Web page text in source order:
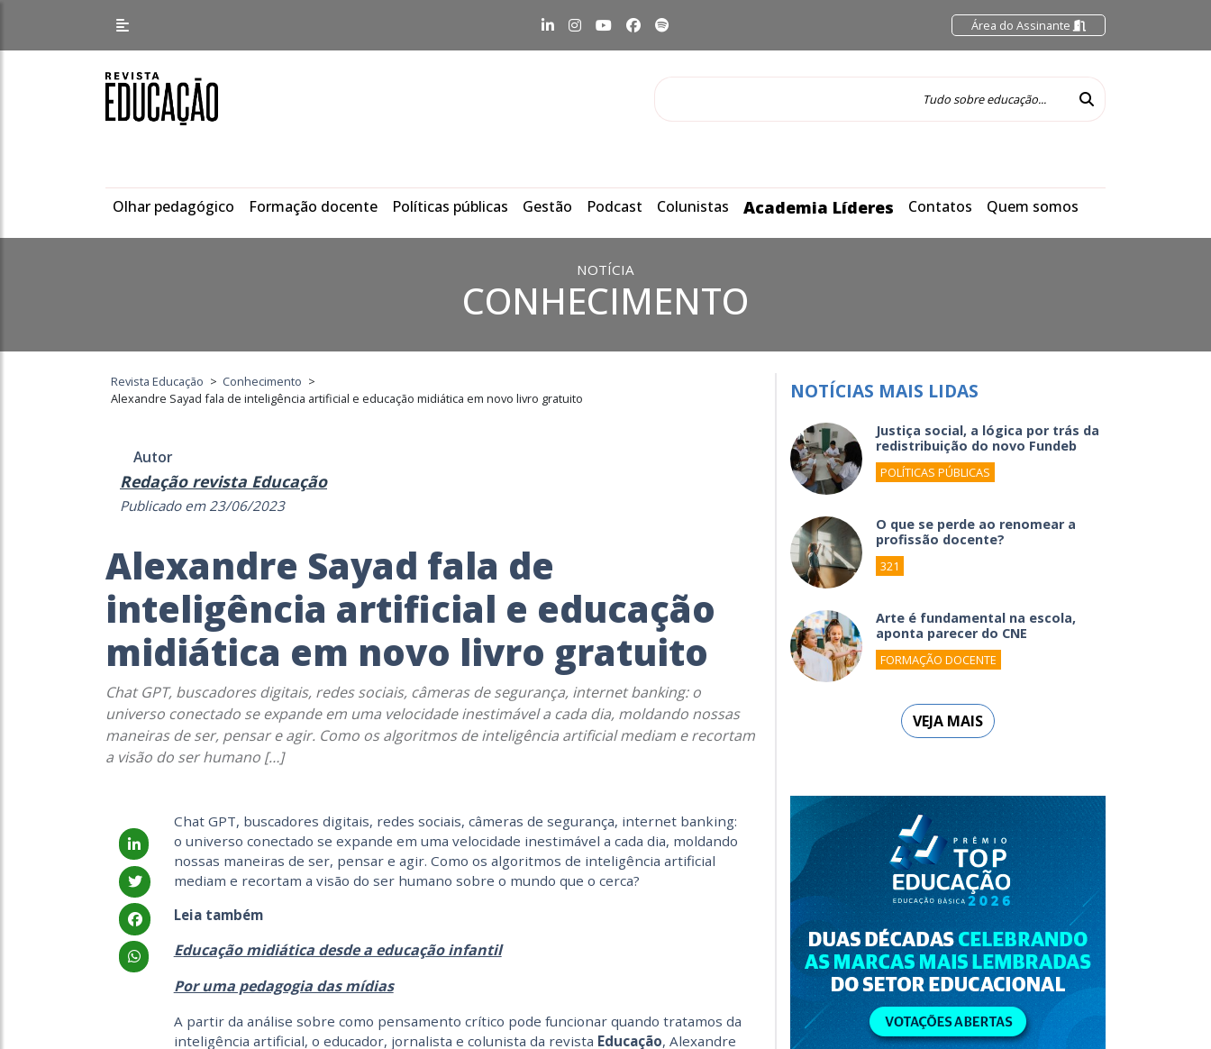
Área do Assinante
Olhar pedagógico Formação docente Políticas públicas Gestão Podcast Colunistas Academia Líderes Contatos Quem somos
NOTÍCIA
CONHECIMENTO
Revista Educação > Conhecimento >
Alexandre Sayad fala de inteligência artificial e educação midiática em novo livro gratuito
Autor
Redação revista Educação
Publicado em 23/06/2023
Alexandre Sayad fala de
inteligência artificial e educação
midiática em novo livro gratuito
Chat GPT, buscadores digitais, redes sociais, câmeras de segurança, internet banking: o
universo conectado se expande em uma velocidade inestimável a cada dia, moldando nossas
maneiras de ser, pensar e agir. Como os algoritmos de inteligência artificial mediam e recortam
a visão do ser humano […]
Chat GPT, buscadores digitais, redes sociais, câmeras de segurança, internet banking:
o universo conectado se expande em uma velocidade inestimável a cada dia, moldando
nossas maneiras de ser, pensar e agir. Como os algoritmos de inteligência artificial
mediam e recortam a visão do ser humano sobre o mundo que o cerca?
Leia também
Educação midiática desde a educação infantil
Por uma pedagogia das mídias
A partir da análise sobre como pensamento crítico pode funcionar quando tratamos da
inteligência artificial, o educador, jornalista e colunista da revista Educação, Alexandre
NOTÍCIAS MAIS LIDAS
Justiça social, a lógica por trás da
redistribuição do novo Fundeb
POLÍTICAS PÚBLICAS
O que se perde ao renomear a
profissão docente?
321
Arte é fundamental na escola,
aponta parecer do CNE
FORMAÇÃO DOCENTE
VEJA MAIS